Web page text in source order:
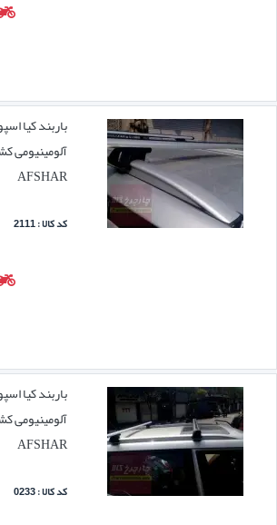
AFSHAR
کد کالا : 2111
AFSHAR
کد کالا : 0233